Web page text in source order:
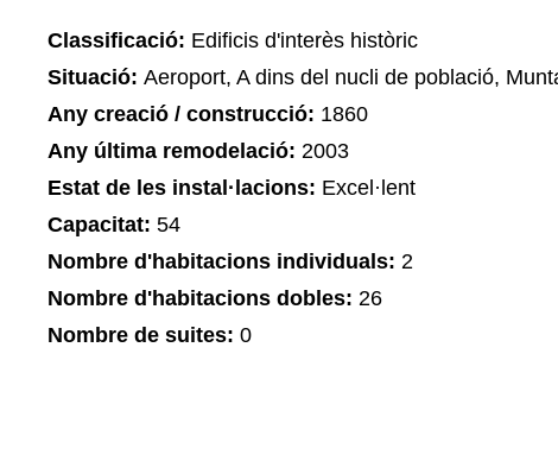
Classificació: Edificis d'interès històric
Situació: Aeroport, A dins del nucli de població,
Any creació / construcció: 1860
Any última remodelació: 2003
Estat de les instal·lacions: Excel·lent
Capacitat: 54
Nombre d'habitacions individuals: 2
Nombre d'habitacions dobles: 26
Nombre de suites: 0